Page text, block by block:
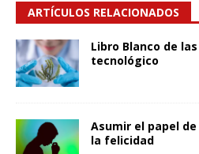
ARTÍCULOS RELACIONADOS
Libro Blanco de
tecnológico
Asumir el papel
la felicidad